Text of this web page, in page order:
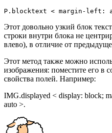
P.blocktext < margin-left:
Этот довольно узкий блок
строки внутри блока не
влево), в отличие от
Этот метод также можно
изображения: поместите его в
свойства полей. Например:
IMG.displayed < display: block;
auto >.